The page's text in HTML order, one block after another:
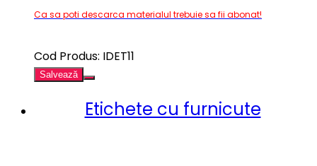
Ca sa poti descarca materialul trebuie sa fii abonat!
Cod Produs: IDET11
Salvează
Etichete cu furnicute